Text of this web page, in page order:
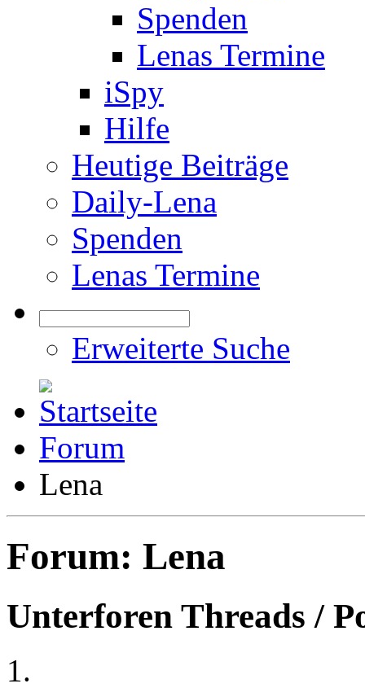
Spenden
Lenas Termine
iSpy
Hilfe
Heutige Beiträge
Daily-Lena
Spenden
Lenas Termine
Erweiterte Suche
Forum
Lena
Forum: Lena
Unterforen Threads /